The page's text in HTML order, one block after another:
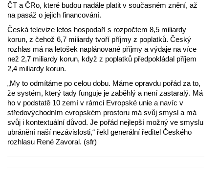
ČT a ČRo, které budou nadále platit v současném znění, až
na pasáž o jejich financování.
Česká televize letos hospodaří s rozpočtem 8,5 miliardy
korun, z čehož 6,7 miliardy tvoří příjmy z poplatků. Český
rozhlas má na letošek naplánované příjmy a výdaje na více
než 2,7 miliardy korun, když z poplatků předpokládal příjem
2,4 miliardy korun.
„My to odmítáme po celou dobu. Máme opravdu pořád za to,
že systém, který tady funguje je zaběhlý a není zastaralý. Má
ho v podstatě 10 zemí v rámci Evropské unie a navíc v
středovýchodním evropském prostoru má svůj smysl a má
svůj i kontextuální důvod. Je pořád nejlepší možný ve smyslu
ubránění naší nezávislosti,“ řekl generální ředitel Českého
rozhlasu René Zavoral. (sfr)